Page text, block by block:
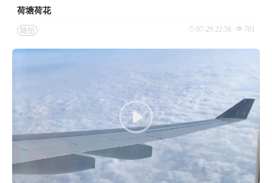
荷塘荷花
随拍 07-29 22:58 701